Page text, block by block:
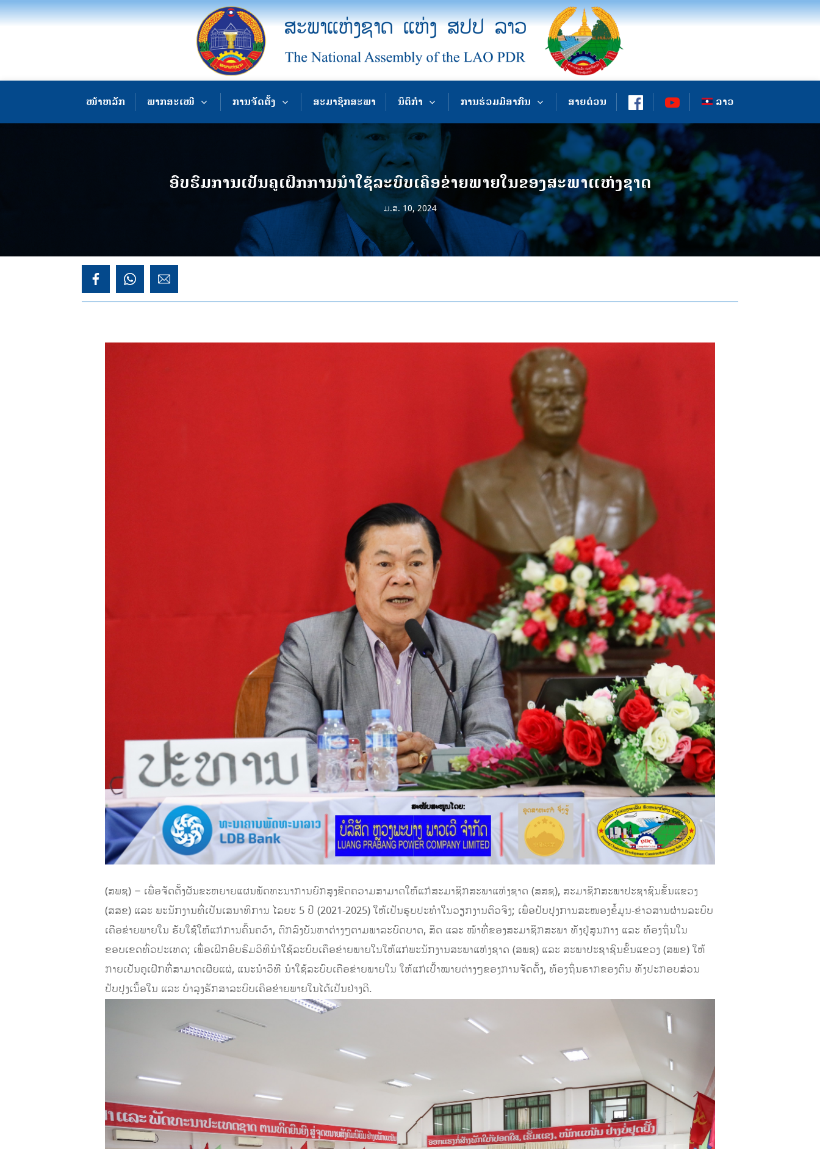
ໜ້າຫລັກ ພາກສະເໜີ ການຈັດຕັ້ງ ສະມາຊິກສະພາ ນິຕິກຳ ການຮ່ວມມືສາກົນ ສາຍດ່ວນ ລາວ
ອົບຮົມການເປັນຄູເຝິກການນໍາໃຊ້ລະບົບເຄືອຂ່າຍພາຍໃນຂອງສະພາແຫ່ງຊາດ
ມ.ສ. 10, 2024
(ສພຊ) – ເພື່ອຈັດຕັ້ງຜັນຂະຫຍາຍແຜນພັດທະນາການຍົກສູງຂີດຄວາມສາມາດໃຫ້ແກ່ສະມາຊິກສະພາແຫ່ງຊາດ (ສສຊ), ສະມາຊິກສະພາປະຊາຊົນຂັ້ນແຂວງ
(ສສຂ) ແລະ ພະນັກງານທີ່ເປັນເສນາທິການ ໄລຍະ 5 ປີ (2021-2025) ໃຫ້ເປັນຮູບປະທໍາໃນວຽກງານຕົວຈິງ; ເພື່ອປັບປຸງການສະໜອງຂໍ້ມູນ-ຂ່າວສານຜ່ານລະບົບ
ເຄືອຂ່າຍພາຍໃນ ຮັບໃຊ້ໃຫ້ແກ່ການຄົ້ນຄວ້າ, ຕົກລົງບັນຫາຕ່າງໆຕາມພາລະບົດບາດ, ສິດ ແລະ ໜ້າທີ່ຂອງສະມາຊິກສະພາ ທັງຢູ່ສູນກາງ ແລະ ທ້ອງຖິ່ນໃນ
ຂອບເຂດທົ່ວປະເທດ; ເພື່ອເຝິກອົບຮົມວິທີນໍາໃຊ້ລະບົບເຄືອຂ່າຍພາຍໃນໃຫ້ແກ່ພະນັກງານສະພາແຫ່ງຊາດ (ສພຊ) ແລະ ສະພາປະຊາຊົນຂັ້ນແຂວງ (ສພຂ) ໃຫ້
ກາຍເປັນຄູເຝິກທີ່ສາມາດເຜີຍແຜ່, ແນະນໍາວິທີ ນໍາໃຊ້ລະບົບເຄືອຂ່າຍພາຍໃນ ໃຫ້ແກ່ເປົ້າໝາຍຕ່າງໆຂອງການຈັດຕັ້ງ, ທ້ອງຖິ່ນຮາກຂອງຕົນ ທັງປະກອບສ່ວນ
ປັບປຸງເນື້ອໃນ ແລະ ບໍາລຸງຮັກສາລະບົບເຄືອຂ່າຍພາຍໃນໄດ້ເປັນຢ່າງດີ.